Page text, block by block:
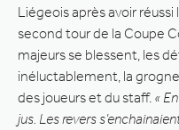
Liégeois après avoir réussi
second tour de la Coupe
majeurs se blessent, les
inéluctablement, la
des joueurs et du staff. «
jus. Les revers